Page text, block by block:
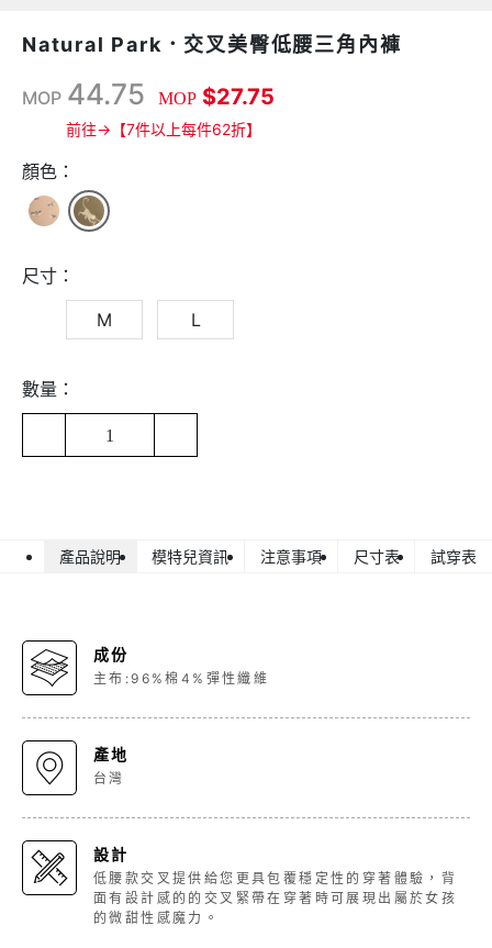
Natural Park．交叉美臀低腰三角內褲
MOP 44.75 MOP $27.75
前往→【7件以上每件62折】
顏色：
尺寸：
M
L
數量：
1
產品說明 模特兒資訊 注意事項 尺寸表 試穿表
成份
主布:96%棉4%彈性纖維
產地
台灣
設計
低腰款交叉提供給您更具包覆穩定性的穿著體驗，背
面有設計感的的交叉緊帶在穿著時可展現出屬於女孩
的微甜性感魔力。